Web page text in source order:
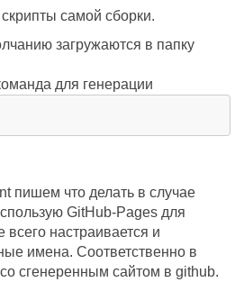
самой сборки.
загружаются в папку
для генерации
пишем что делать в случае
GitHub-Pages для
всего настраивается и
имена. Соответственно в
сгенеренным сайтом в github.